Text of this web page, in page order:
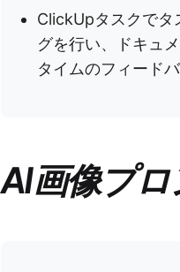
ClickUpタスクでタ
グを行い、ドキュ
タイムのフィード
AI画像プ